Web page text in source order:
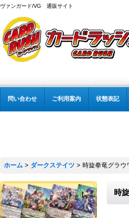
ヴァンガード/VG 通販サイト
問い合わせ ご利用案内 状態表記
ホーム > ダークステイツ > 時旋拳竜グラウ
時